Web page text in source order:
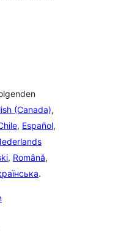
(Canada),
, Español,
, Română,
.